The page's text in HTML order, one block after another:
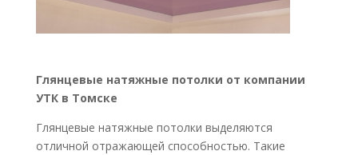
Глянцевые натяжные потолки от компании
УТК в Томске
Глянцевые натяжные потолки выделяются
отличной отражающей способностью. Такие